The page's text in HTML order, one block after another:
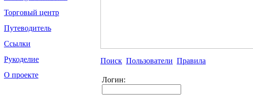
Торговый центр
Путеводитель
Ссылки
Рукоделие
О проекте
Поиск Пользователи Правила
Логин: